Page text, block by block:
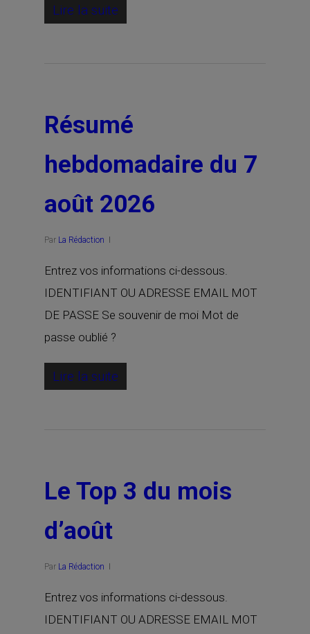
Lire la suite
Résumé
hebdomadaire du 7
août 2026
Par La Rédaction
Entrez vos informations ci-dessous.
IDENTIFIANT OU ADRESSE EMAIL MOT
DE PASSE Se souvenir de moi Mot de
passe oublié ?
Lire la suite
Le Top 3 du mois
d’août
Par La Rédaction
Entrez vos informations ci-dessous.
IDENTIFIANT OU ADRESSE EMAIL MOT